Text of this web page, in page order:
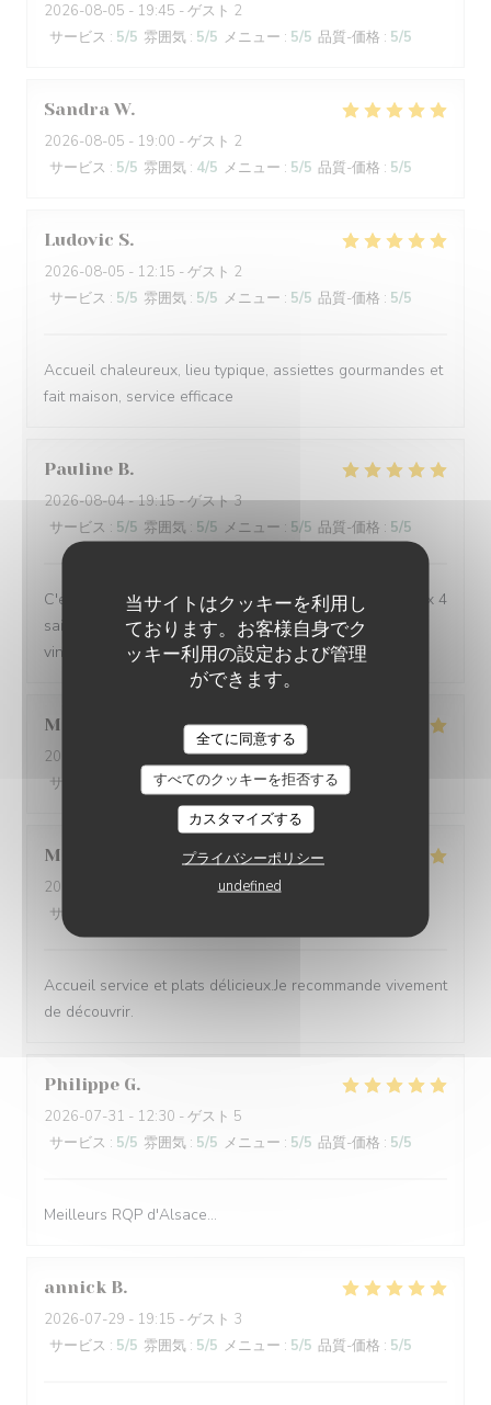
当サイトはクッキーを利用し
ております。お客様自身でク
ッキー利用の設定および管理
ができます。
全てに同意する
すべてのクッキーを拒否する
カスタマイズする
プライバシーポリシー
undefined
2026-08-05 - 19:45 - ゲスト 2
サービス : 5/5 雰囲気 : 5/5 メニュー : 5/5 品質-価格 : 5/5
Sandra W
2026-08-05 - 19:00 - ゲスト 2
サービス : 5/5 雰囲気 : 4/5 メニュー : 5/5 品質-価格 : 5/5
Ludovic S
2026-08-05 - 12:15 - ゲスト 2
サービス : 5/5 雰囲気 : 5/5 メニュー : 5/5 品質-価格 : 5/5
Accueil chaleureux, lieu typique, assiettes gourmandes et
fait maison, service efficace
Pauline B
2026-08-04- 19:15 - ゲスト 3
サービス : 5/5 雰囲気 : 5/5 メニュー : 5/5 品質-価格 : 5/5
C'est toujours un régal de venir manger à l'Auberge aux 4
saisons, avec toujours de belles découvertes (repas et
vins). Merci pour ces délicieux moments !
Marie
2026-08-03
- 19:00 - ゲスト 3
サービス
雰囲気:5/5 メニュー:5/5 品質-価格
Michele
2026-08-03
- 12:15 - ゲスト 4
サービス
Accueil service et plats délicieux.Je recommande vivement
de découvrir.
Philippe G
2026-07-31 - 12:30 - ゲスト 5
サービス : 5/5 雰囲気 : 5/5 メニュー : 5/5 品質-価格 : 5/5
Meilleurs RQP d'Alsace...
annick B
2026-07-29 - 19:15 - ゲスト 3
サービス : 5/5 雰囲気 : 5/5 メニュー : 5/5 品質-価格 : 5/5
L'AUBERGE AUX 4 SAISONS